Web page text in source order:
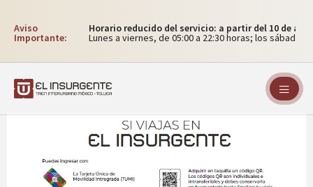
Aviso
Importante:
Horario reducido del servicio: a partir del 10 de
Lunes a viernes, de 05:00 a 22:30 horas; los